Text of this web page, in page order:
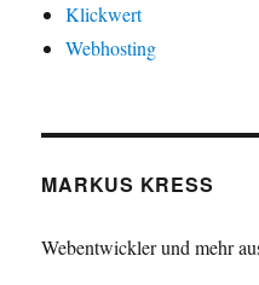
Klickwert
Webhosting
MARKUS KRESS
Webentwickler und mehr